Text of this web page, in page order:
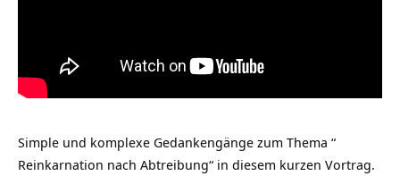
Simple und komplexe Gedankengänge zum Thema “
Reinkarnation nach Abtreibung“ in diesem kurzen Vortrag.